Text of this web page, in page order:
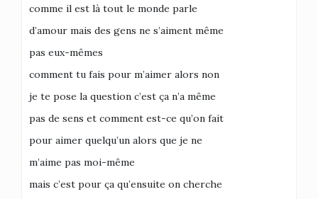
comme il est là tout le monde parle
d’amour mais des gens ne s’aiment même
pas eux-mêmes
comment tu fais pour m’aimer alors non
je te pose la question c’est ça n’a même
pas de sens et comment est-ce qu’on fait
pour aimer quelqu’un alors que je ne
m’aime pas moi-même
mais c’est pour ça qu’ensuite on cherche